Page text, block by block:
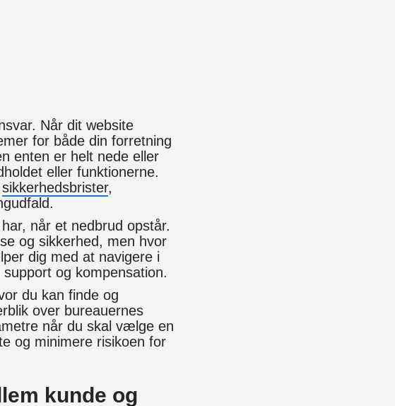
Når dit website
for både din forretning
enten er helt nede eller
eller funktionerne.
sikkerhedsbrister,
når et nedbrud opstår.
og sikkerhed, men hvor
dig med at navigere i
og kompensation.
du kan finde og
over bureauernes
når du skal vælge en
og minimere risikoen for
kunde og